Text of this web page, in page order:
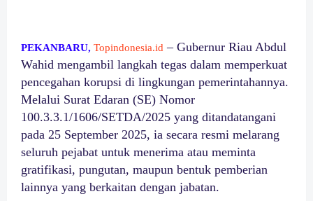
PEKANBARU, Topindonesia.id – Gubernur Riau Abdul
Wahid mengambil langkah tegas dalam memperkuat
pencegahan korupsi di lingkungan pemerintahannya.
Melalui Surat Edaran (SE) Nomor
100.3.3.1/1606/SETDA/2025 yang ditandatangani
pada 25 September 2025, ia secara resmi melarang
seluruh pejabat untuk menerima atau meminta
gratifikasi, pungutan, maupun bentuk pemberian
lainnya yang berkaitan dengan jabatan.